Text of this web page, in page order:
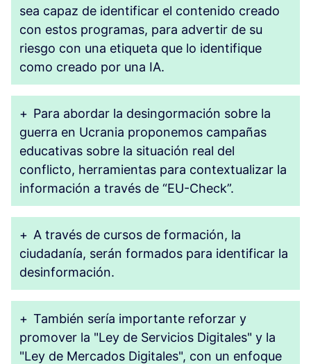
sea capaz de identificar el contenido creado
con estos programas, para advertir de su
riesgo con una etiqueta que lo identifique
como creado por una IA.
+ Para abordar la desingormación sobre la
guerra en Ucrania proponemos campañas
educativas sobre la situación real del
conflicto, herramientas para contextualizar la
información a través de “EU-Check”.
+ A través de cursos de formación, la
ciudadanía, serán formados para identificar la
desinformación.
+ También sería importante reforzar y
promover la "Ley de Servicios Digitales" y la
"Ley de Mercados Digitales", con un enfoque